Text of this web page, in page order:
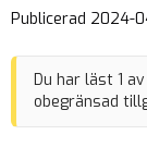
Publicerad 2024-
Du har läst 1 av
obegränsad